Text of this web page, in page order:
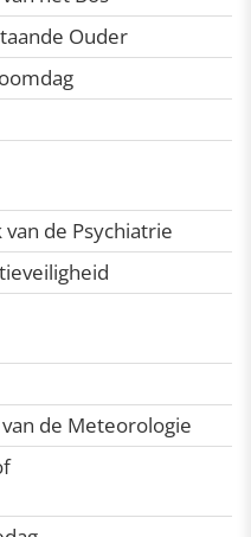
Ouder
de Psychiatrie
de Meteorologie